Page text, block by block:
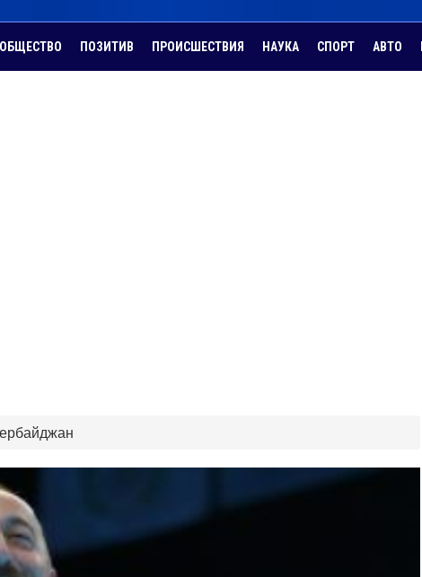
ОБЩЕСТВО ПОЗИТИВ ПРОИСШЕСТВИЯ НАУКА СПОРТ АВТО